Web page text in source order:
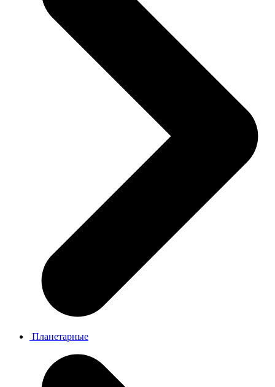
Планетарные